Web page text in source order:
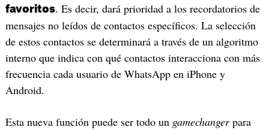
favoritos. Es decir, dará prioridad a los recordatorios de
mensajes no leídos de contactos específicos. La selección
de estos contactos se determinará a través de un algoritmo
interno que indica con qué contactos interacciona con más
frecuencia cada usuario de WhatsApp en iPhone y
Android.
Esta nueva función puede ser todo un gamechangerpara